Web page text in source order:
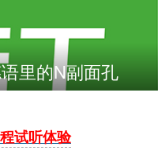
里的N副面孔
试听体验